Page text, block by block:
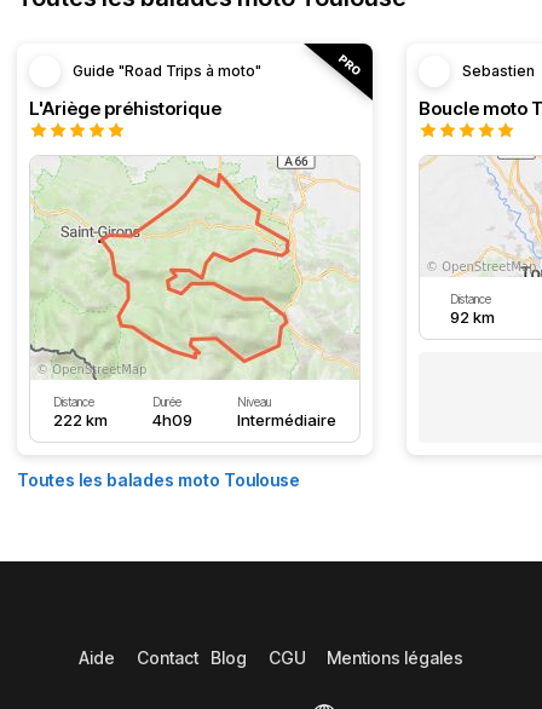
Guide "Road Trips à moto"
L'Ariège préhistorique
Distance
222 km
Durée
4h09
Niveau
Intermédiaire
Sebastien
Distance
92 km
Toutes les balades moto Toulouse
Aide Contact Blog CGU Mentions légales